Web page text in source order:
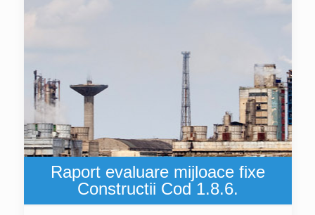
Raport evaluare mijloace fixe
Constructii Cod 1.8.6.